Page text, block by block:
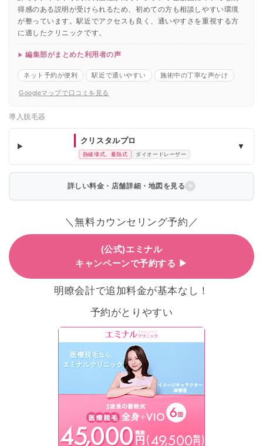
得感のある説明が受けられるため、初めての方も相談しやすい環境
が整っています。駅近でアクセスも良く、通いやすさを重視する方
に適したクリニックです。
編集部がまとめた利用者の声
ネット予約が便利 駅近で通いやすい 施術中の丁寧な声かけ
Googleマップで口コミを見る
導入脱毛器
クリスタルプロ
熱破壊式、蓄熱式 ダイオードレーザー
▼
詳しい料金・店舗詳細・地図を見る
＼無料カウンセリング予約／
(公式)エミナル
キャンペーンで予約する ▶
明瞭会計で追加料金が基本なし！
予約がとりやすい